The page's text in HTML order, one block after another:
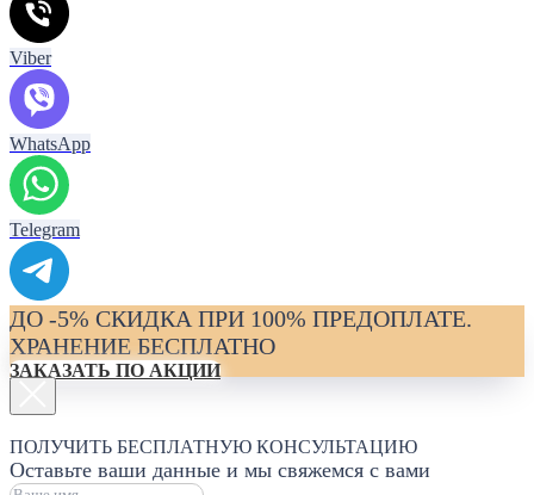
Viber
WhatsApp
Telegram
ДО -5% СКИДКА ПРИ 100% ПРЕДОПЛАТЕ.
ХРАНЕНИЕ БЕСПЛАТНО
ЗАКАЗАТЬ ПО АКЦИИ
ПОЛУЧИТЬ БЕСПЛАТНУЮ КОНСУЛЬТАЦИЮ
Оставьте ваши данные и мы свяжемся с вами